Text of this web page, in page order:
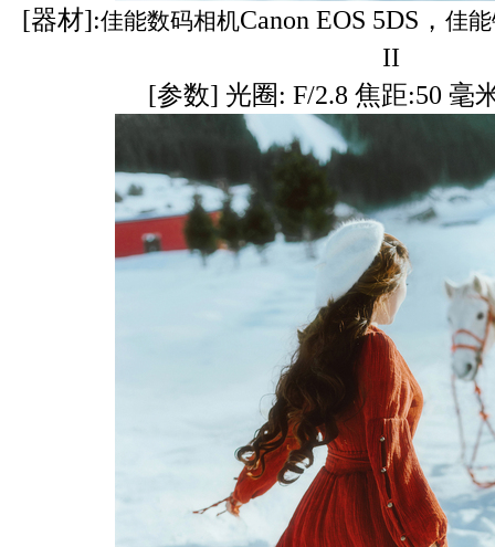
[器材]:佳能数码相机Canon EOS 5DS， 佳
II
[参数] 光圈: F/2.8 焦距:50 毫